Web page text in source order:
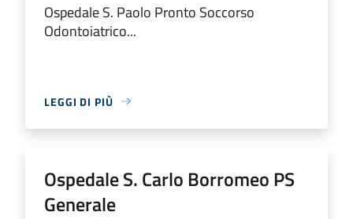
Ospedale S. Paolo Pronto Soccorso
Odontoiatrico...
LEGGI DI PIÙ
Ospedale S. Carlo Borromeo PS
Generale